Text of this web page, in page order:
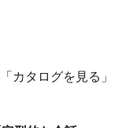
カタログを見る」